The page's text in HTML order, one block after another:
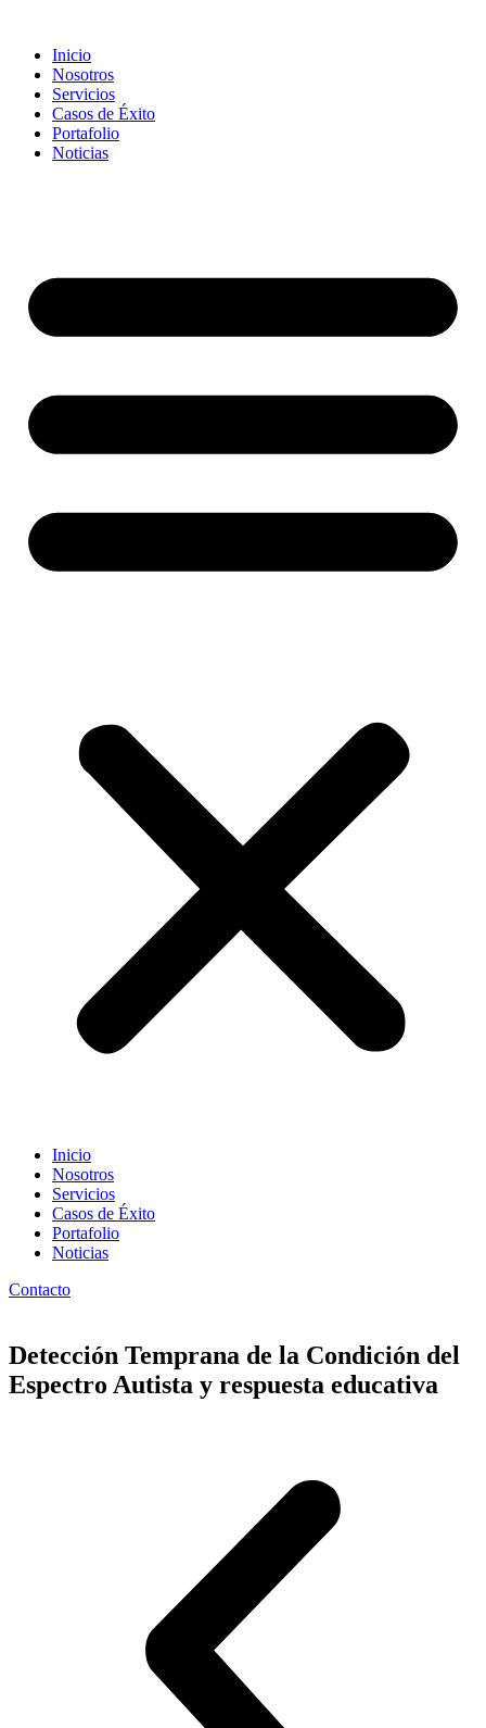
Inicio
Nosotros
Servicios
Casos de Éxito
Portafolio
Noticias
Inicio
Nosotros
Servicios
Casos de Éxito
Portafolio
Noticias
Contacto
Detección Temprana de la Condición del
Espectro Autista y respuesta educativa